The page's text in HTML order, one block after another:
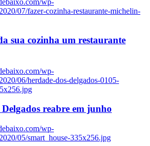
wp-
07/fazer-cozinha-restaurante-michelin-
sua cozinha um restaurante
wp-
06/herdade-dos-delgados-0105-
reabre em junho
wp-
05/smart_house-335x256.jpg